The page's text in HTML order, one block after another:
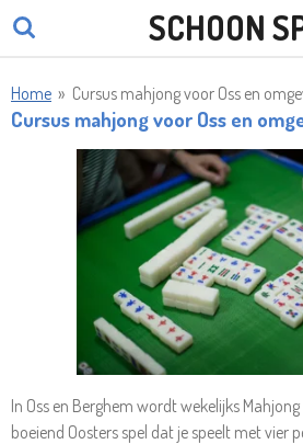
Ga
de
hoofdinhoud
SCHOON
Home » Cursus mahjong voor Oss en
Cursus mahjong voor Oss en
In Oss en Berghem wordt wekelijks
boeiend Oosters spel dat je speelt met vier